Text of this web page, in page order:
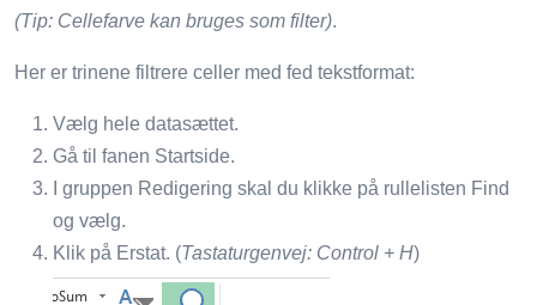
(Tip: Cellefarve kan bruges som filter).
Her er trinene filtrere celler med fed tekstformat:
Vælg hele datasættet.
Gå til fanen Startside.
I gruppen Redigering skal du klikke på rullelisten Find
og vælg.
Klik på Erstat. (Tastaturgenvej: Control + H)